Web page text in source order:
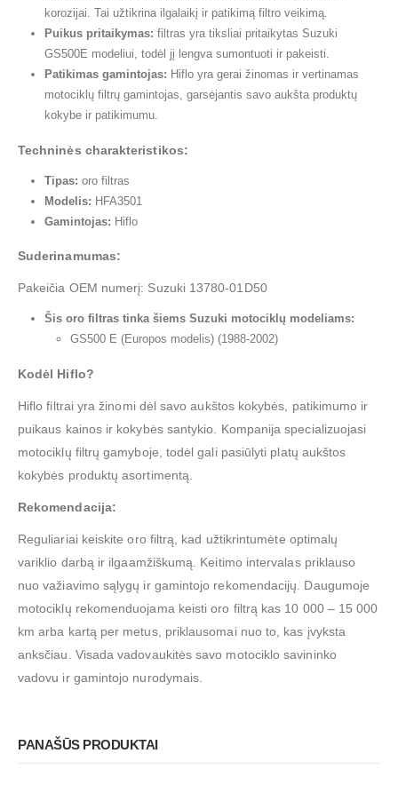
korozijai. Tai užtikrina ilgalaikį ir patikimą filtro veikimą.
Puikus pritaikymas: filtras yra tiksliai pritaikytas Suzuki
GS500E modeliui, todėl jį lengva sumontuoti ir pakeisti.
Patikimas gamintojas: Hiflo yra gerai žinomas ir vertinamas
motociklų filtrų gamintojas, garsėjantis savo aukšta produktų
kokybe ir patikimumu.
Techninės charakteristikos:
Tipas: oro filtras
Modelis: HFA3501
Gamintojas: Hiflo
Suderinamumas:
Pakeičia OEM numerį: Suzuki 13780-01D50
Šis oro filtras tinka šiems Suzuki motociklų modeliams:
GS500 E (Europos modelis) (1988-2002)
Kodėl Hiflo?
Hiflo filtrai yra žinomi dėl savo aukštos kokybės, patikimumo ir
puikaus kainos ir kokybės santykio. Kompanija specializuojasi
motociklų filtrų gamyboje, todėl gali pasiūlyti platų aukštos
kokybės produktų asortimentą.
Rekomendacija:
Reguliariai keiskite oro filtrą, kad užtikrintumėte optimalų
variklio darbą ir ilgaamžiškumą. Keitimo intervalas priklauso
nuo važiavimo sąlygų ir gamintojo rekomendacijų. Daugumoje
motociklų rekomenduojama keisti oro filtrą kas 10 000 – 15 000
km arba kartą per metus, priklausomai nuo to, kas įvyksta
anksčiau. Visada vadovaukitės savo motociklo savininko
vadovu ir gamintojo nurodymais.
PANAŠŪS PRODUKTAI